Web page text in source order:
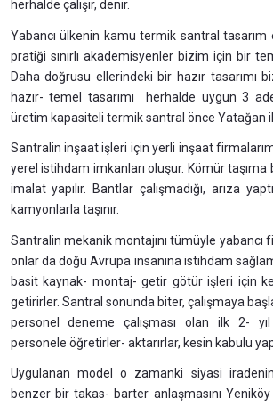
herhalde çalışır, denir.
Yabancı ülkenin kamu termik santral
pratiği sınırlı akademisyenler bizim için bir
Daha doğrusu ellerindeki bir hazır tasarımı
hazır- temel tasarımı herhalde uygun 3
üretim kapasiteli termik santral önce Yatağan
Santralin inşaat işleri için yerli inşaat
yerel istihdam imkanları oluşur. Kömür taşıma
imalat yapılır. Bantlar çalışmadığı, arıza
kamyonlarla taşınır.
Santralin mekanik montajını tümüyle yabancı
onlar da doğu Avrupa insanına istihdam
basit kaynak- montaj- getir götür işleri için
getirirler. Santral sonunda biter, çalışmaya
personel deneme çalışması olan ilk 2-
personele öğretirler- aktarırlar, kesin kabulu
Uygulanan model o zamanki siyasi
benzer bir takas- barter anlaşmasını